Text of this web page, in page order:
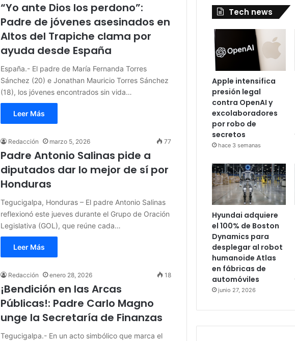
“Yo ante Dios los perdono”:
Padre de jóvenes asesinados en
Altos del Trapiche clama por
ayuda desde España
España.- El padre de María Fernanda Torres
Sánchez (20) e Jonathan Mauricio Torres Sánchez
(18), los jóvenes encontrados sin vida…
Leer Más
Redacción marzo 5, 2026 77
Padre Antonio Salinas pide a
diputados dar lo mejor de sí por
Honduras
Tegucigalpa, Honduras – El padre Antonio Salinas
reflexionó este jueves durante el Grupo de Oración
Legislativa (GOL), que reúne cada…
Leer Más
Redacción enero 28, 2026 18
¡Bendición en las Arcas
Públicas!: Padre Carlo Magno
unge la Secretaría de Finanzas
Tegucigalpa.- En un acto simbólico que marca el
Tech news
Apple intensifica
presión legal
contra OpenAI y
excolaboradores
por robo de
secretos
hace 3 semanas
Hyundai adquiere
el 100% de Boston
Dynamics para
desplegar al robot
humanoide Atlas
en fábricas de
automóviles
junio 27, 2026